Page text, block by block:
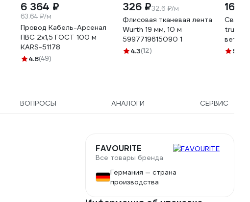
6 364 ₽
63.64 ₽/м
Провод Кабель-Арсенал
ПВС 2х1,5 ГОСТ 100 м
KARS-51178
4.8(49)
326 ₽32.6 ₽/м
Флисовая тканевая лента
Wurth 19 мм, 10 м
5997719615090 1
4.3(12)
161 ₽
ветру)
14040
5
ВОПРОСЫ АНАЛОГИ СЕРВИС
FAVOURITE
Все товары бренда
Германия — страна
производства